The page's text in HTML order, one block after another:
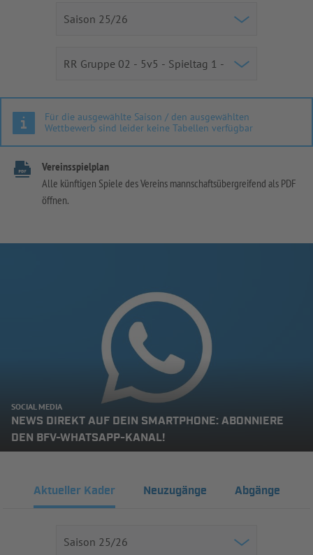
Für die ausgewählte Saison / den ausgewählten
Wettbewerb sind leider keine Tabellen verfügbar
Vereinsspielplan
Alle künftigen Spiele des Vereins mannschaftsübergreifend als PDF
öffnen.
SOCIAL MEDIA
NEWS DIREKT AUF DEIN SMARTPHONE: ABONNIERE
DEN BFV-WHATSAPP-KANAL!
Aktueller Kader Neuzugänge Abgänge